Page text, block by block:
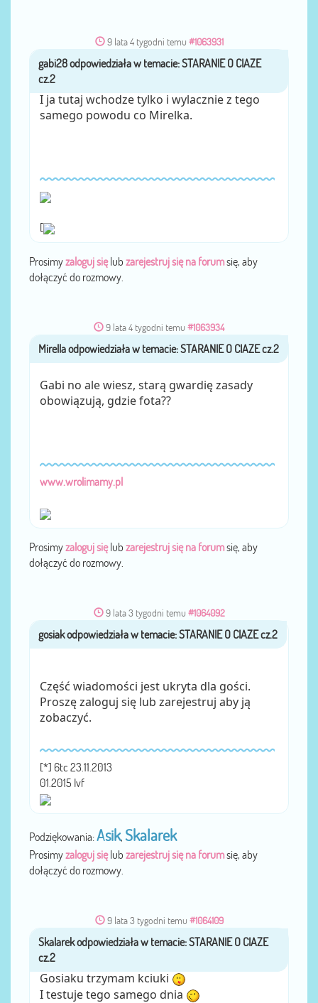
9 lata 4 tygodni temu #1063931
przezgabi28
I ja tutaj wchodze tylko i wylacznie z tego
samego powodu co Mirelka.
[
Prosimyzaloguj sięlub zarejestruj się na forumsię, aby
dołączyć do rozmowy.
9 lata 4 tygodni temu #1063934
przezMirella
Gabi no ale wiesz, starą gwardię zasady
obowiązują, gdzie fota??
www.wrolimamy.pl
Prosimyzaloguj sięlub zarejestruj się na forumsię, aby
dołączyć do rozmowy.
9 lata 3 tygodni temu #1064092
przezgosiak
Część wiadomości jest ukryta dla gości.
Proszę zaloguj się lub zarejestruj aby ją
zobaczyć.
[*] 6tc 23.11.2013
01.2015 Ivf
Podziękowania:Asik, Skalarek
Prosimyzaloguj sięlub zarejestruj się na forumsię, aby
dołączyć do rozmowy.
9 lata 3 tygodni temu #1064109
przezSkalarek
Gosiaku trzymam kciuki
I testuje tego samego dnia